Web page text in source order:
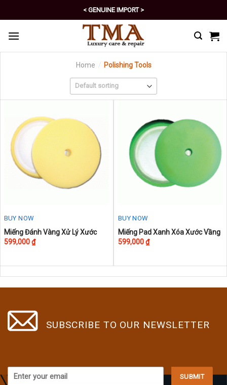
to
content
< GENUINE IMPORT >
< EXCELLENT POLICY >
Home / Polishing Tools
BUY NOW
Miếng Đánh Vàng Xử Lý Xước
599,000₫
BUY NOW
Miếng Pad Xanh Xóa Xước Vầng
599,000₫
SUBSCRIBE TO OUR NEWSLETTER